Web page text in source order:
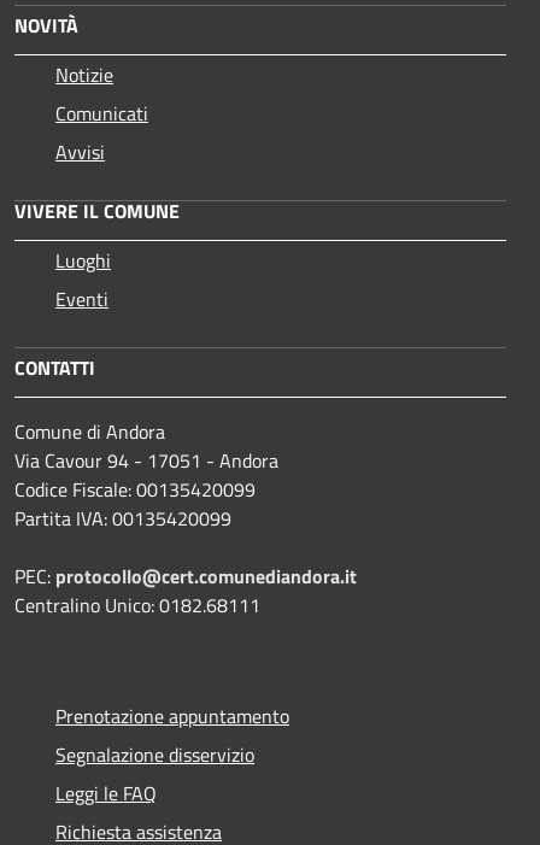
NOVITÀ
Notizie
Comunicati
Avvisi
VIVERE IL COMUNE
Luoghi
Eventi
CONTATTI
Comune di Andora
Via Cavour 94 - 17051 - Andora
Codice Fiscale: 00135420099
Partita IVA: 00135420099
PEC: protocollo@cert.comunediandora.it
Centralino Unico: 0182.68111
Prenotazione appuntamento
Segnalazione disservizio
Leggi le FAQ
Richiesta assistenza